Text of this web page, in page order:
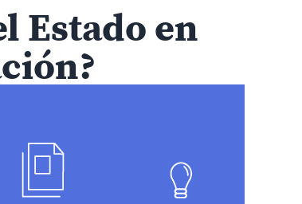
Estado en